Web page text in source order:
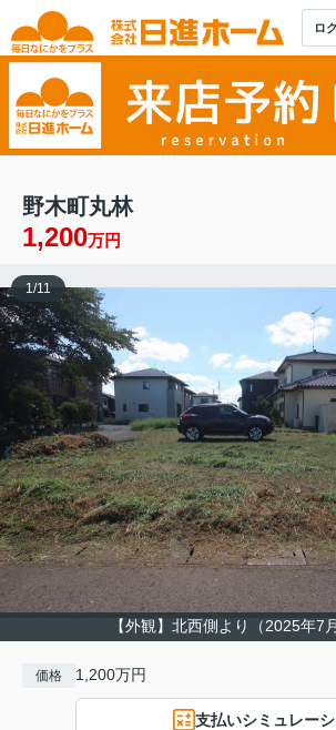
ロ
野木町丸林
1,200万円
【外観】北西側より（2025年7
1 /11
価格 1,200万円
支払いシミュレー